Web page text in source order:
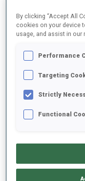
MOYENNE DE
TIR COUCHÉ
By clicking “Accept All
cookies on your device
usage, and assist in our
Performance
Targeting
Strictly
Functional